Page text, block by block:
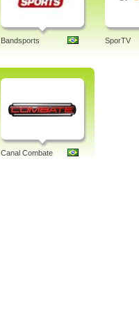
Bandsports SporTV
Canal Combate